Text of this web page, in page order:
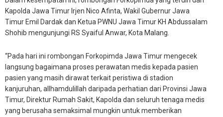
Kapolda Jawa Timur Irjen Nico Afinta, Wakil Gubernur Jawa
Timur Emil Dardak dan Ketua PWNU Jawa Timur KH Abdussalam
Shohib mengunjungi RS Syaiful Anwar, Kota Malang.
“Pada hari ini rombongan Forkopimda Jawa Timur mengecek
langsung bagaimana proses perawatan medis kepada pasien
pasien yang masih dirawat terkait peristiwa di stadion
kanjuruhan, allhamdulillah daripada perhatian dari Provinsi Jawa
Timur, Direktur Rumah Sakit, Kapolda dan seluruh tenaga medis
yang berusaha semaksimal mungkin untuk memberikan